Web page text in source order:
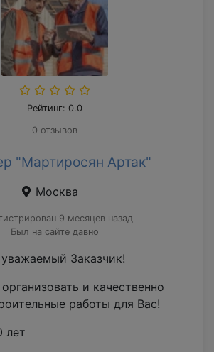
Рейтинг: 0.0
0 отзывов
"Мартиросян Артак"
Москва
9 месяцев назад
Был на сайте давно
Заказчик!
и качественно
работы для Вас!
лет